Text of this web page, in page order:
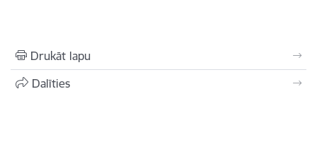
Drukāt lapu
Dalīties